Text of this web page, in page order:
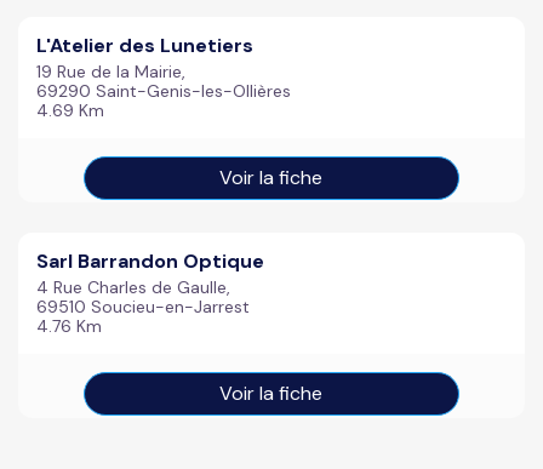
L'Atelier des Lunetiers
19 Rue de la Mairie,
69290 Saint-Genis-les-Ollières
4.69 Km
Voir la fiche
Sarl Barrandon Optique
4 Rue Charles de Gaulle,
69510 Soucieu-en-Jarrest
4.76 Km
Voir la fiche